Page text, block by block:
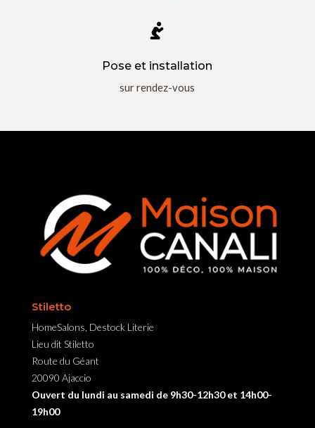

Pose et installation
sur rendez-vous
Stiletto
HomeSalons, Destock Literie
Lieu dit Stiletto
Route du Géant
20090 Ajaccio
Ouvert du lundi au samedi de 9h30-12h30 et 14h00-
19h00